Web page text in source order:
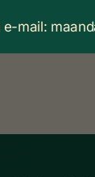
mail: